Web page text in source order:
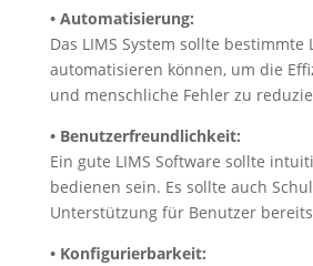
• Automatisierung:
Das LIMS System sollte bestimmte
automatisieren können, um die
und menschliche Fehler zu
• Benutzerfreundlichkeit:
Ein gute LIMS Software sollte
bedienen sein. Es sollte auch
Unterstützung für Benutzer
• Konfigurierbarkeit: